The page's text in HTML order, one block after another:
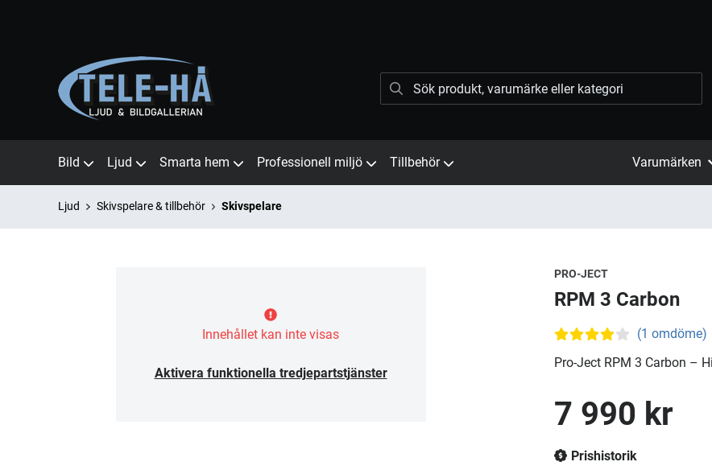
Bild Ljud Smarta hem Professionell miljö Tillbehör Varumärken
Ljud Skivspelare & tillbehör Skivspelare
Innehållet kan inte visas
Aktivera funktionella tredjepartstjänster
PRO-JECT
RPM 3 Carbon
(1 omdöme)
Pro-Ject RPM 3 Carbon –
7 990 kr
Prishistorik